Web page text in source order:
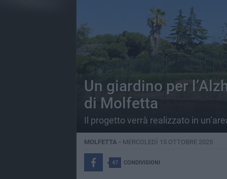
Un giardino per
di Molfetta
Il progetto verrà realizzato in
MOLFETTA - MERCOLEDÌ 15 OTTOBRE 2025
47 CONDIVISIONI